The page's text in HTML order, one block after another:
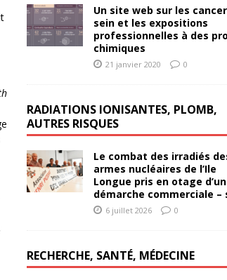
Un site web sur les
sein et les expositions
professionnelles à des
chimiques
21 janvier 2020 0
RADIATIONS IONISANTES, PLOMB,
AUTRES RISQUES
Le combat des irradiés
armes nucléaires de l’Ile
Longue pris en otage
démarche commerciale –
6 juillet 2026 0
RECHERCHE, SANTÉ, MÉDECINE